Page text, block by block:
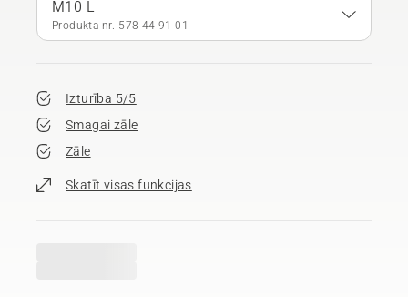
M10 L
Produkta nr. 578 44 91‑01
Izturība 5/5
Smagai zāle
Zāle
Skatīt visas funkcijas